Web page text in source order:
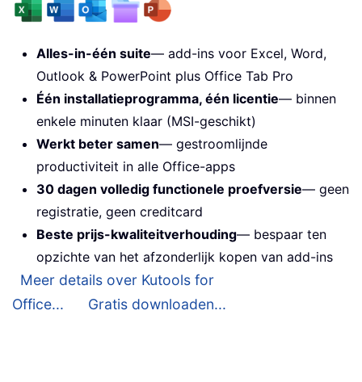
Alles-in-één suite— add-ins voor Excel, Word,
Outlook & PowerPoint plus Office Tab Pro
Één installatieprogramma, één licentie— binnen
enkele minuten klaar (MSI-geschikt)
Werkt beter samen— gestroomlijnde
productiviteit in alle Office-apps
30 dagen volledig functionele proefversie— geen
registratie, geen creditcard
Beste prijs-kwaliteitverhouding— bespaar ten
opzichte van het afzonderlijk kopen van add-ins
Meer details over Kutools for
Office...
Gratis downloaden...